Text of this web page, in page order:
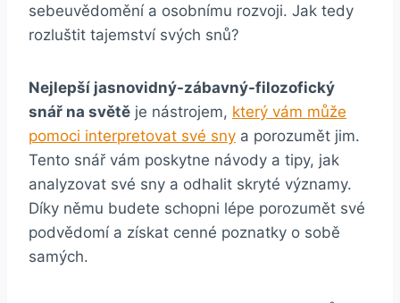
sebeuvědomění a ​osobnímu rozvoji. Jak tedy
rozluštit⁣ tajemství svých snů?
Nejlepší jasnovidný-zábavný-filozofický
snář na světě je nástrojem, který vám může
pomoci interpretovat své‌ sny a porozumět jim.
Tento snář vám poskytne návody a tipy, jak
analyzovat ‌své sny a ⁣odhalit skryté významy.
Díky němu budete schopni lépe porozumět své
podvědomí a získat cenné poznatky ⁣o sobě
⁣samých.